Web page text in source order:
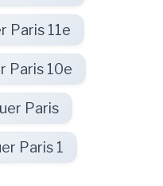
Paris 11e
Paris 10e
Paris
Paris 1